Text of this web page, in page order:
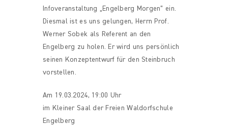
Infoveranstaltung „Engelberg Morgen“ ein.
Diesmal ist es uns gelungen, Herrn Prof.
Werner Sobek als Referent an den
Engelberg zu holen. Er wird uns persönlich
seinen Konzeptentwurf für den Steinbruch
vorstellen.
Am 19.03.2024, 19:00 Uhr
im Kleiner Saal der Freien Waldorfschule
Engelberg